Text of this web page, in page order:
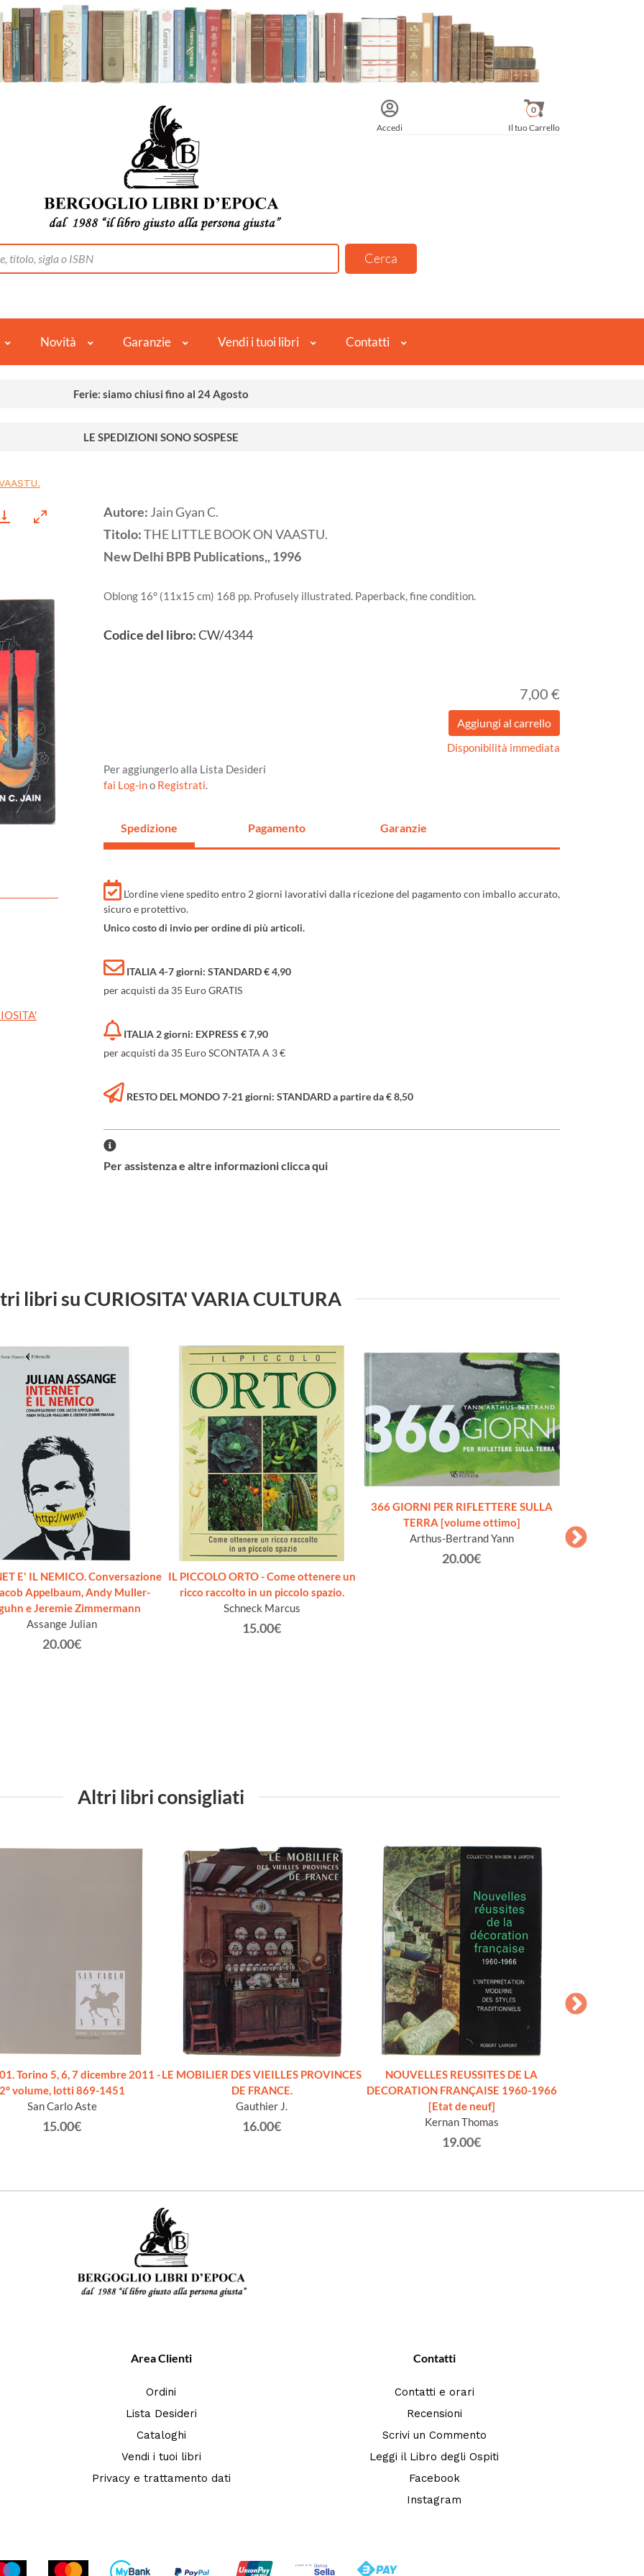
Accedi Il tuo Carrello
0
Novità Garanzie Vendi i tuoi libri Contatti
Ferie: siamo chiusi fino al 24 Agosto
LE SPEDIZIONI SONO SOSPESE
Autore: Jain Gyan C.
Titolo:THE LITTLE BOOK ON VAASTU.
New Delhi BPB Publications,,1996
Oblong 16° (11x15 cm) 168 pp. Profusely illustrated. Paperback, fine condition.
Codice del libro:CW/4344
7,00 €
Disponibilità immediata
Per aggiungerlo alla Lista Desideri
fai Log-ino Registrati.
Spedizione Pagamento Garanzie
L'ordine viene spedito entro 2 giorni lavorativi dalla ricezione del pagamento con imballo accurato,
sicuro e protettivo.
Unico costo di invio per ordine di più articoli.
ITALIA 4-7 giorni: STANDARD € 4,90
per acquisti da 35 Euro GRATIS
ITALIA 2 giorni: EXPRESS € 7,90
per acquisti da 35 Euro SCONTATA A 3 €
RESTO DEL MONDO 7-21 giorni: STANDARD a partire da € 8,50
Per assistenza e altre informazioni clicca qui
libri su CURIOSITA' VARIA CULTURA
E' IL NEMICO. Conversazione
Appelbaum, Andy Muller-
e Jeremie Zimmermann
Assange Julian
20.00€
IL PICCOLO ORTO - Come ottenere un
ricco raccolto in un piccolo spazio.
Schneck Marcus
15.00€
366 GIORNI PER RIFLETTERE SULLA
TERRA [volume ottimo]
Arthus-Bertrand Yann
20.00€
Altri libri consigliati
Torino 5, 6, 7 dicembre 2011 -
2° volume, lotti 869-1451
San Carlo Aste
15.00€
LE MOBILIER DES VIEILLES PROVINCES
DE FRANCE.
Gauthier J.
16.00€
NOUVELLES REUSSITES DE LA
DECORATION FRANÇAISE 1960-1966
[Etat de neuf]
Kernan Thomas
19.00€
Area Clienti
Ordini
Lista Desideri
Cataloghi
Vendi i tuoi libri
Privacy e trattamento dati
Contatti
Contatti e orari
Recensioni
Scrivi un Commento
Leggi il Libro degli Ospiti
Facebook
Instagram